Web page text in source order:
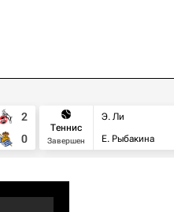
2
0
Теннис
Завершен
Э. Ли
Е. Рыбакина